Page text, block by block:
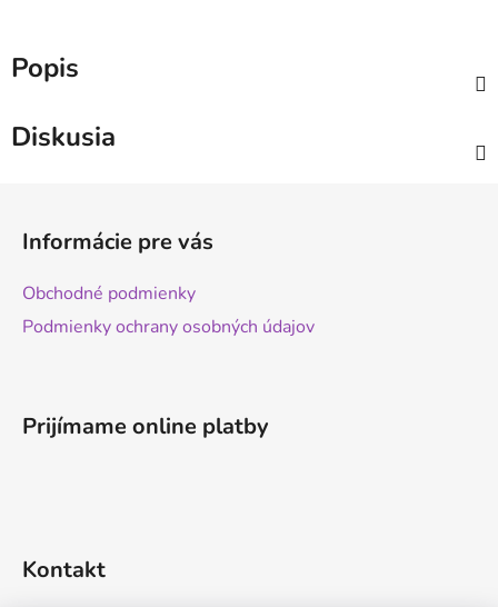
Popis
Diskusia
Informácie pre vás
Obchodné podmienky
Podmienky ochrany osobných údajov
Prijímame online platby
Kontakt